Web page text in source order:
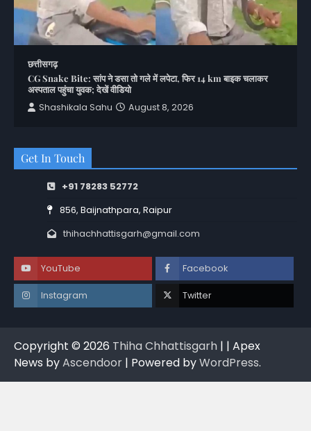
छत्तीसगढ़
CG Snake Bite: सांप ने डसा तो गले में लपेटा, फिर 14 km बाइक चलाकर
अस्पताल पहुंचा युवक; देखें वीडियो
Shashikala Sahu
August 8, 2026
Get In Touch
+91 78283 52772
856, Baijnathpara, Raipur
thihachhattisgarh@gmail.com
YouTube Facebook
Instagram Twitter
Copyright © 2026 Thiha Chhattisgarh | | Apex
News byAscendoor | Powered byWordPress.